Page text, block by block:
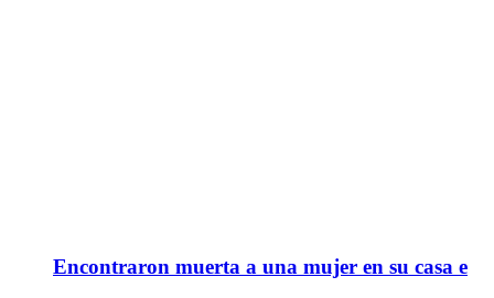
Encontraron muerta a una mujer en su casa e